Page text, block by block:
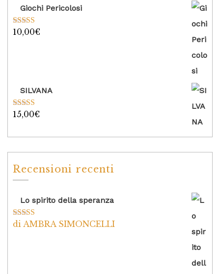
Giochi Pericolosi
Valutato
10,00€
SILVANA
Valutato
15,00€
Recensioni recenti
Lo spirito della speranza
Valutato5su
di AMBRA SIMONCELLI